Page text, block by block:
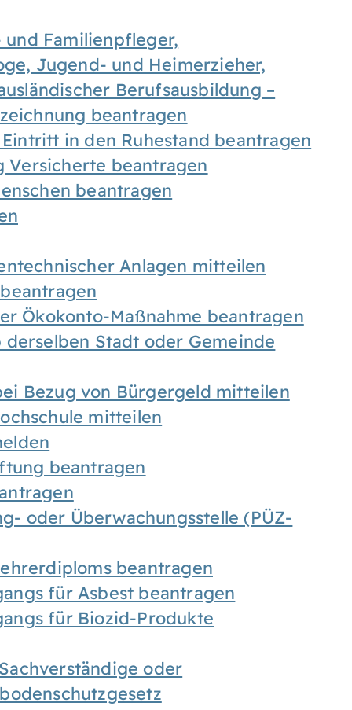
Familienpfleger,
Jugend- und Heimerzieher,
Berufsausbildung –
beantragen
in den Ruhestand beantragen
Versicherte beantragen
beantragen
Anlagen mitteilen
Ökokonto-Maßnahme beantragen
Stadt oder Gemeinde
Bezug von Bürgergeld mitteilen
mitteilen
beantragen
oder Überwachungsstelle (PÜZ-
beantragen
für Asbest beantragen
für Biozid-Produkte
oder